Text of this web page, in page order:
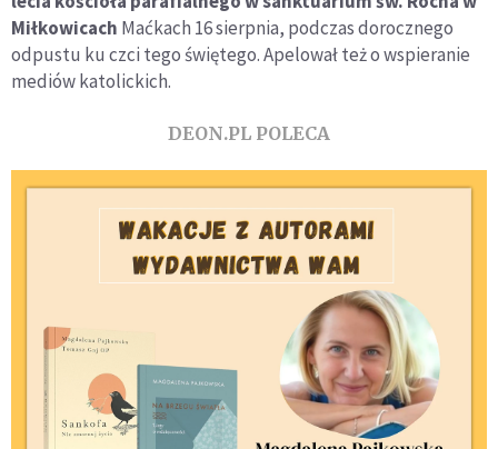
Miłkowicach Maćkach 16 sierpnia, podczas dorocznego
odpustu ku czci tego świętego. Apelował też o wspieranie
mediów katolickich.
DEON.PL POLECA